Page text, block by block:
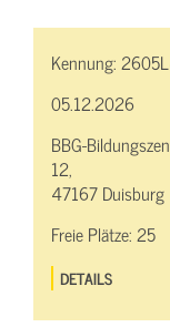
Kennung:
05.12.2026
BBG-
12,
47167 Duisburg
Freie Plätze:25
DETAILS